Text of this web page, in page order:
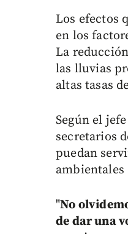
Los efectos
en los
La
las lluvias
altas tasas
Según el
secretarios
puedan
ambientales
"No
de dar una